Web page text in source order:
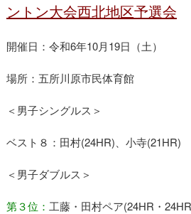
ントン大会西北地区予選会
開催日：令和6年10月19日（土）
場所：五所川原市民体育館
＜男子シングルス＞
ベスト８：田村(24HR)、小寺(21HR)
＜男子ダブルス＞
第３位： 工藤・田村ペア(24HR・